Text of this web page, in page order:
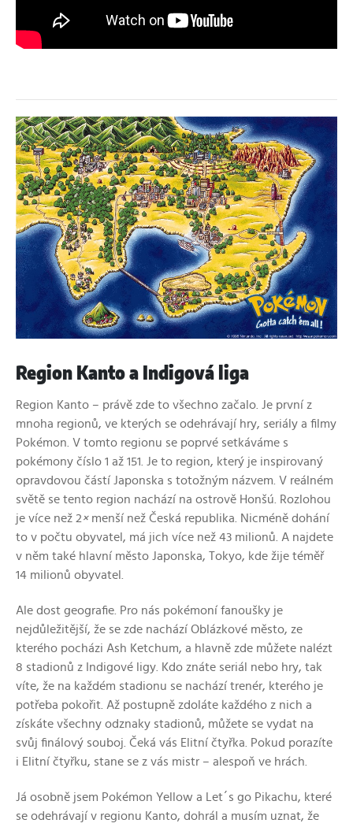
Region Kanto a Indigová liga
Region Kanto – právě zde to všechno začalo. Je první z
mnoha regionů, ve kterých se odehrávají hry, seriály a filmy
Pokémon. V tomto regionu se poprvé setkáváme s
pokémony číslo 1 až 151. Je to region, který je inspirovaný
opravdovou částí Japonska s totožným názvem. V reálném
světě se tento region nachází na ostrově Honšú. Rozlohou
je více než 2×menší než Česká republika. Nicméně dohání
to v počtu obyvatel, má jich více než 43 milionů. A najdete
v něm také hlavní město Japonska, Tokyo, kde žije téměř
14 milionů obyvatel.
Ale dost geografie. Pro nás pokémoní fanoušky je
nejdůležitější, že se zde nachází Oblázkové město, ze
kterého pocházi Ash Ketchum, a hlavně zde můžete nalézt
8 stadionů z Indigové ligy. Kdo znáte seriál nebo hry, tak
víte, že na každém stadionu se nachází trenér, kterého je
potřeba pokořit. Až postupně zdoláte každého z nich a
získáte všechny odznaky stadionů, můžete se vydat na
svůj finálový souboj. Čeká vás Elitní čtyřka. Pokud porazíte
i Elitní čtyřku, stane se z vás mistr – alespoň ve hrách.
Já osobně jsem Pokémon Yellow a Let´s go Pikachu, které
se odehrávají v regionu Kanto, dohrál a musím uznat, že